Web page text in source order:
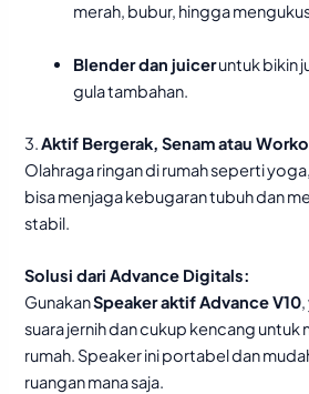
merah, bubur, hingga
Blender dan juiceruntuk bikin
gula tambahan.
3.Aktif Bergerak, Senam atau
Olahraga ringan di rumah seperti
bisa menjaga kebugaran tubuh dan
stabil.
Solusi dari Advance Digitals:
GunakanSpeaker aktif Advance V10
suara jernih dan cukup kencang untuk
rumah. Speaker ini portabel dan
ruangan mana saja.